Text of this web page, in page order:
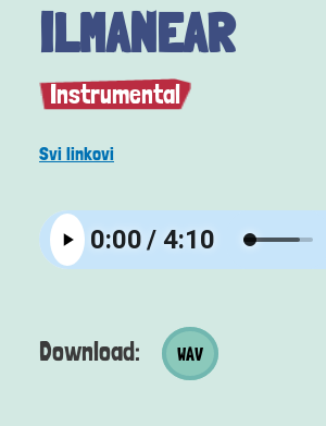
ILMANEAR
Instrumental
Svi linkovi
Download: Wav datoteka
WAV